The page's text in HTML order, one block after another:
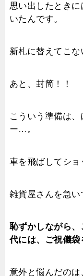
思い出したとき
いたんです。
新札に替えてこな
あと、封筒！！
こういう準備は
ー…。
車を飛ばしてショ
雑貨屋さんを急い
恥ずかしながら
代には、ご祝儀
意外と悩んだのは